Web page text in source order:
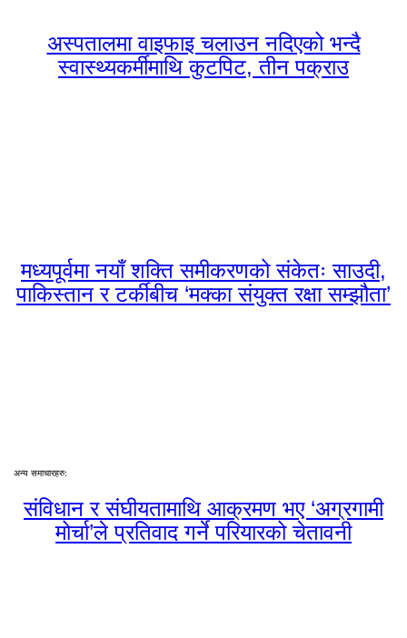
अस्पतालमा वाइफाइ चलाउन नदिएको भन्दै
स्वास्थ्यकर्मीमाथि कुटपिट, तीन पक्राउ
मध्यपूर्वमा नयाँ शक्ति समीकरणको संकेतः साउदी,
पाकिस्तान र टर्कीबीच ‘मक्का संयुक्त रक्षा सम्झौता’
अन्य समाचारहरु:
संविधान र संघीयतामाथि आक्रमण भए ‘अग्रगामी
मोर्चा’ले प्रतिवाद गर्ने परियारको चेतावनी